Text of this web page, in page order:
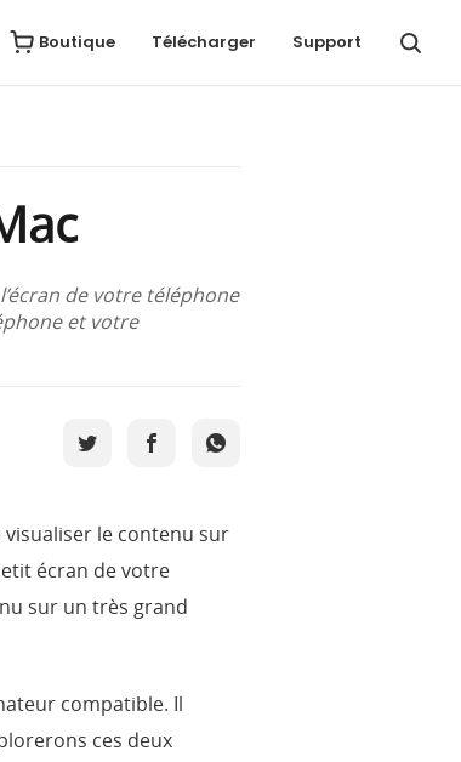
Boutique Télécharger Support
de votre téléphone
et votre
visualiser le contenu sur
écran de votre
sur un très grand
compatible. Il
ces deux